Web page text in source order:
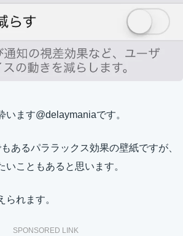
います@delaymaniaです。
あるパララックス効果の壁紙ですが、
こともあると思います。
られます。
SPONSORED LINK